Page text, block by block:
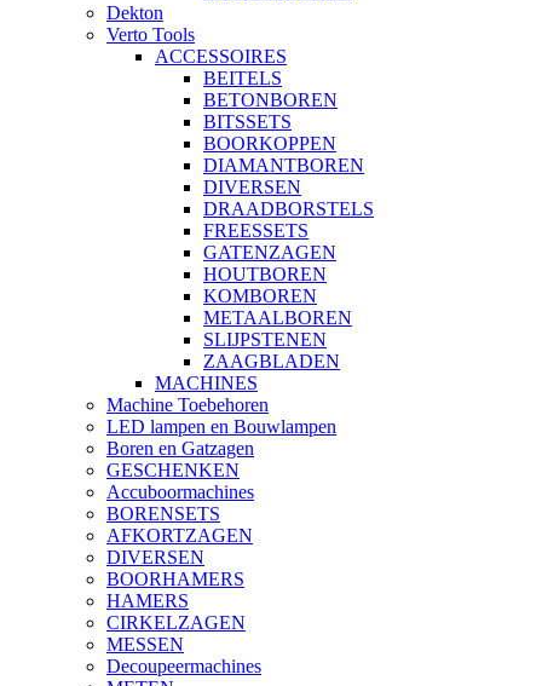
Dekton
Verto Tools
ACCESSOIRES
BEITELS
BETONBOREN
BITSSETS
BOORKOPPEN
DIAMANTBOREN
DIVERSEN
DRAADBORSTELS
FREESSETS
GATENZAGEN
HOUTBOREN
KOMBOREN
METAALBOREN
SLIJPSTENEN
ZAAGBLADEN
MACHINES
Machine Toebehoren
LED lampen en Bouwlampen
Boren en Gatzagen
GESCHENKEN
Accuboormachines
BORENSETS
AFKORTZAGEN
DIVERSEN
BOORHAMERS
HAMERS
CIRKELZAGEN
MESSEN
Decoupeermachines